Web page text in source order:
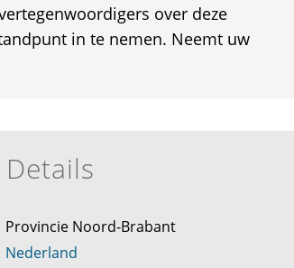
over deze
in te nemen. Neemt uw
Details
Provincie Noord-Brabant
Nederland